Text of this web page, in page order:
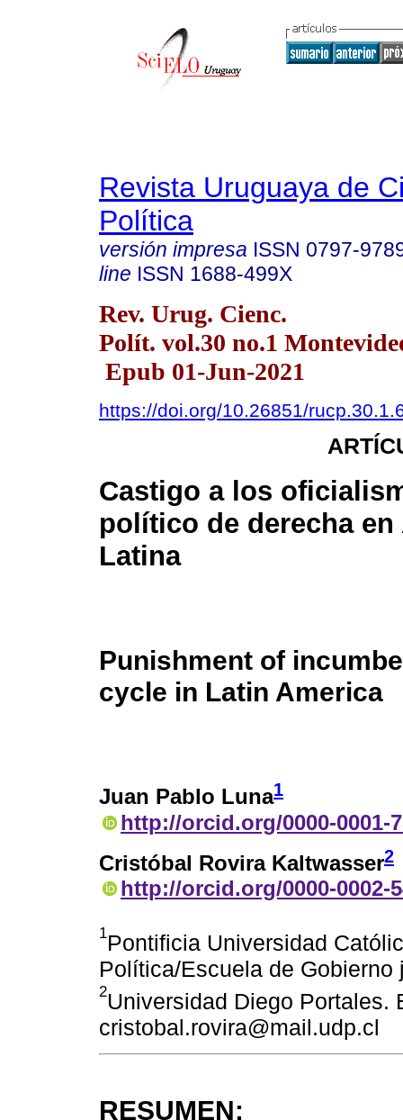
Revista Uruguaya de
Política
versión impresa ISSN 0797-
line ISSN 1688-499X
Rev. Urug. Cienc.
Polít. vol.30 no.1
Epub 01-Jun-2021
https://doi.org/10.26851/
Castigo a los
político de derecha en
Latina
Punishment of
cycle in Latin America
Juan Pablo Luna1
http://orcid.org/0000-0001-
Cristóbal Rovira Kaltwasser2
http://orcid.org/0000-0002-
1Pontificia Universidad
Política/Escuela de Gobierno
2Universidad Diego
cristobal.rovira@mail.udp.cl
RESUMEN: